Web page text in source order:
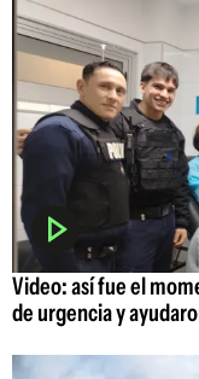
Video: así fue el
de urgencia y